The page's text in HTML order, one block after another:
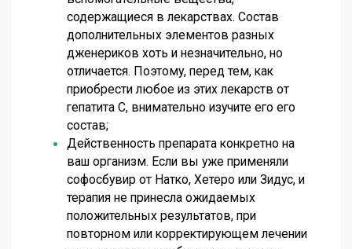
содержащиеся в лекарствах. Состав
дополнительных элементов разных
дженериков хоть и незначительно, но
отличается. Поэтому, перед тем, как
приобрести любое из этих лекарств от
гепатита С, внимательно изучите его его
состав;
Действенность препарата конкретно на
ваш организм. Если вы уже применяли
софосбувир от Натко, Хетеро или Зидус, и
терапия не принесла ожидаемых
положительных результатов, при
повторном или корректирующем лечении